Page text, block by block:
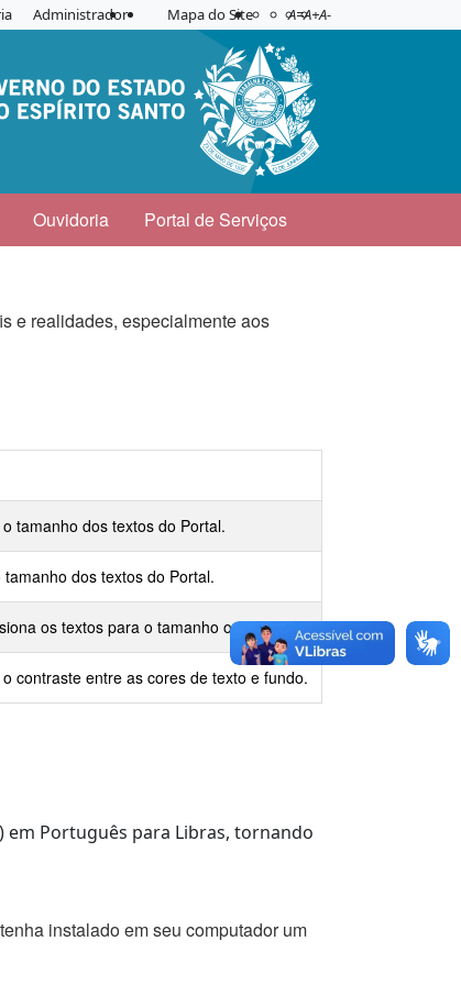
Administrador Mapa do Site Acessibilidade
Aplicar contraste
A=A+A-
Ouvidoria Portal de Serviços
e realidades, especialmente aos
tamanho dos textos do Portal.
tamanho dos textos do Portal.
os textos para o tamanho original.
contraste entre as cores de texto e fundo.
Português para Libras, tornando
instalado em seu computador um